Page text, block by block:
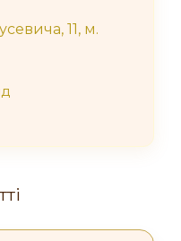
11, м.